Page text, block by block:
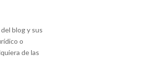
blog y sus
o
de las